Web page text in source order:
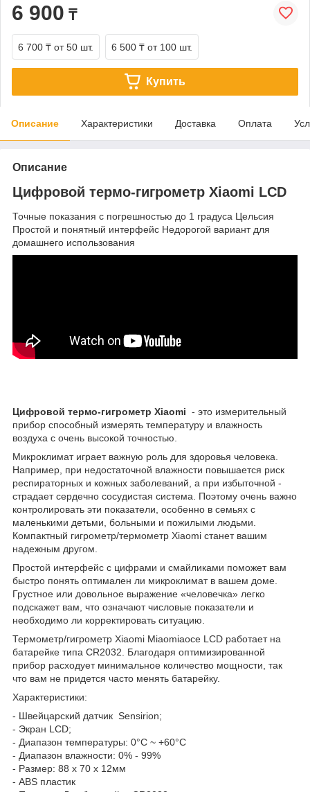
6 900 ₸
6 700 ₸ от 50 шт. 6 500 ₸ от 100 шт.
Купить
Описание Характеристики Доставка Оплата
Описание
Цифровой термо-гигрометр Xiaomi LCD
Точные показания с погрешностью до 1 градуса Цельсия
Простой и понятный интерфейс Недорогой вариант для
домашнего использования
Цифровой термо-гигрометр Xiaomi - это измерительный
прибор способный измерять температуру и влажность
воздуха с очень высокой точностью.
Микроклимат играет важную роль для здоровья человека.
Например, при недостаточной влажности повышается риск
респираторных и кожных заболеваний, а при избыточной -
страдает сердечно сосудистая система. Поэтому очень важно
контролировать эти показатели, особенно в семьях с
маленькими детьми, больными и пожилыми людьми.
Компактный гигрометр/термометр Xiaomi станет вашим
надежным другом.
Простой интерфейс с цифрами и смайликами поможет вам
быстро понять оптимален ли микроклимат в вашем доме.
Грустное или довольное выражение «человечка» легко
подскажет вам, что означают числовые показатели и
необходимо ли корректировать ситуацию.
Термометр/гигрометр Xiaomi Miaomiaoce LCD работает на
батарейке типа CR2032. Благодаря оптимизированной
прибор расходует минимальное количество мощности, так
что вам не придется часто менять батарейку.
Характеристики:
- Швейцарский датчик Sensirion;
- Экран LCD;
- Диапазон температуры: 0°С ~ +60°С
- Диапазон влажности: 0% - 99%
- Размер: 88 х 70 х 12мм
- ABS пластик